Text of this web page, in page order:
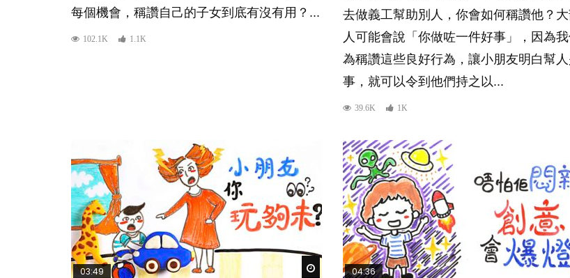
每個機會，稱讚自己的子女到底有沒有用？...
102.1K 1.1K
去做義工幫助別人，你會如何稱讚他？
人可能會說「你做咗一件好事」，因為
為稱讚這些良好行為，讓小朋友明白幫
事，就可以令到他們持之以...
39.6K 1K
Watch Later
03:49 04:36